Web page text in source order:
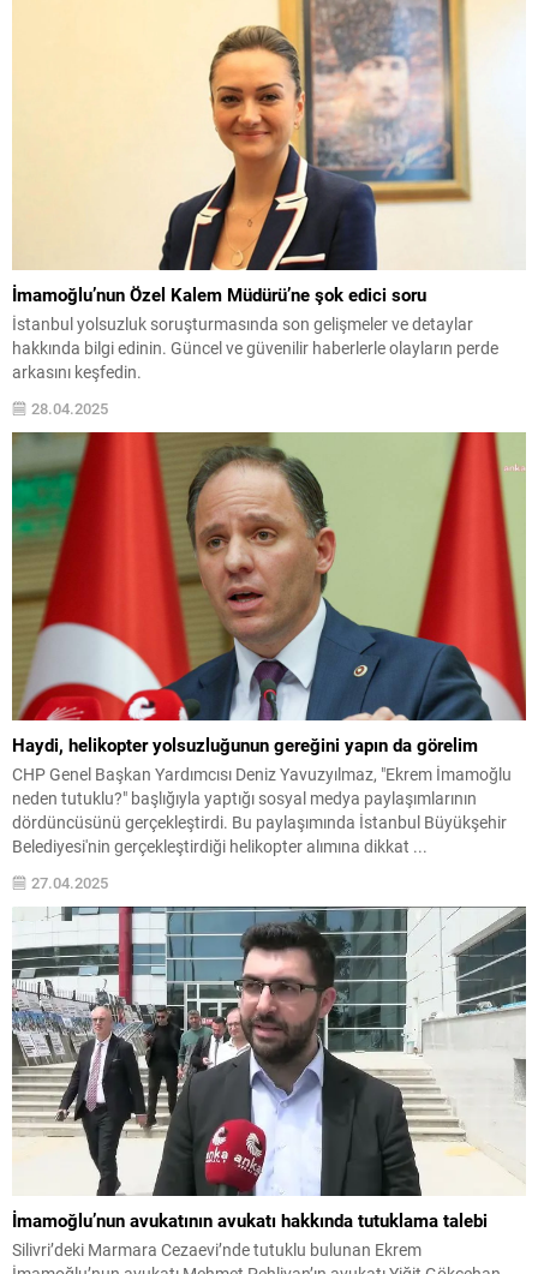
İmamoğlu’nun Özel Kalem Müdürü’ne şok edici soru
İstanbul yolsuzluk soruşturmasında son gelişmeler ve detaylar
hakkında bilgi edinin. Güncel ve güvenilir haberlerle olayların perde
arkasını keşfedin.
28.04.2025
Haydi, helikopter yolsuzluğunun gereğini yapın da görelim
CHP Genel Başkan Yardımcısı Deniz Yavuzyılmaz, "Ekrem İmamoğlu
neden tutuklu?" başlığıyla yaptığı sosyal medya paylaşımlarının
dördüncüsünü gerçekleştirdi. Bu paylaşımında İstanbul Büyükşehir
Belediyesi'nin gerçekleştirdiği helikopter alımına dikkat ...
27.04.2025
İmamoğlu’nun avukatının avukatı hakkında tutuklama talebi
Silivri’deki Marmara Cezaevi’nde tutuklu bulunan Ekrem